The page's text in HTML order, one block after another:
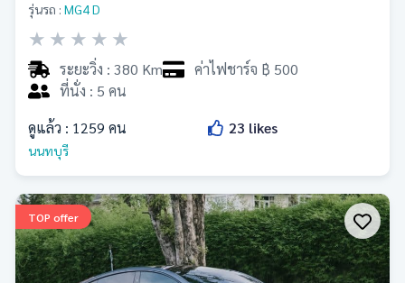
รุ่นรถ : MG4 D
★ ★ ★ ★ ★
ระยะวิ่ง : 380 Km
ค่าไฟชาร์จ ฿ 500
ที่นั่ง : 5 คน
ดูแล้ว : 1259 คน 23 likes
นนทบุรี
TOP offer